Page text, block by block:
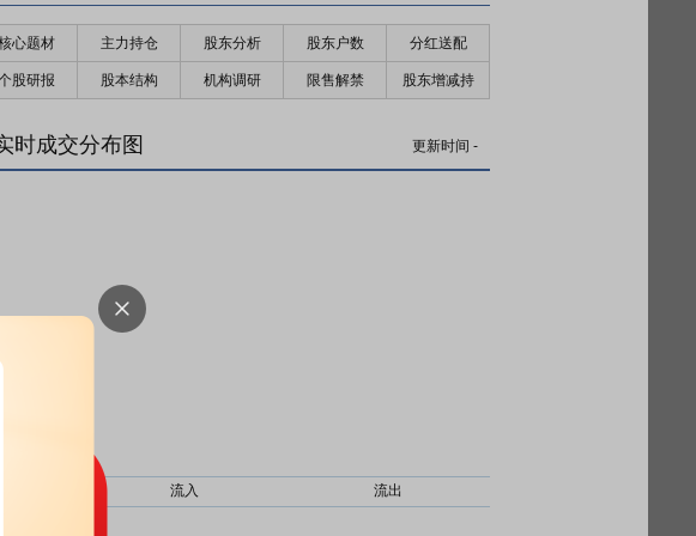
心题材 主力持仓 股东分析 股东户数 分红送配
股研报 股本结构 机构调研 限售解禁 股东增减持
时成交分布图 更新时间 -
流入
流出